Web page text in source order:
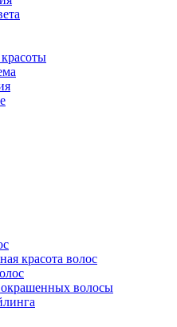
красота волос
окрашенных волосы